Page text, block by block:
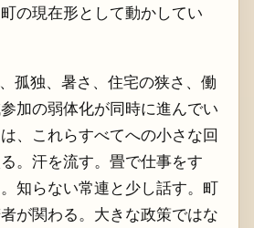
の現在形として動かしてい
孤独、暑さ、住宅の狭さ、働
加の弱体化が同時に進んでい
、これらすべてへの小さな回
。汗を流す。畳で仕事をす
知らない常連と少し話す。町
が関わる。大きな政策ではな